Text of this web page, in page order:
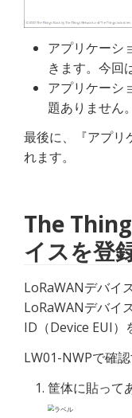
アプリケーシ
きます。今回
アプリケーシ
題ありません。
最後に、『アプリ
れます。
The
イスを登
LoRaWANデバイ
LoRaWANデバイ
ID（Device EUI）
LW01-NWPで確認
筐体に貼って